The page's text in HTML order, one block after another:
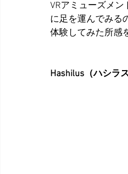
VRアミューズメ
に足を運んでみる
体験してみた所感
Hashilus（ハシラス